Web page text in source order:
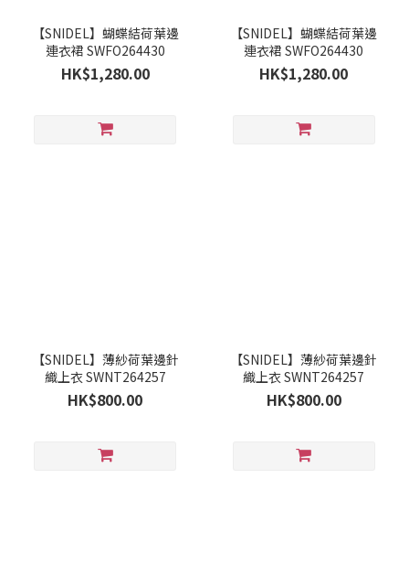
【SNIDEL】蝴蝶結荷葉邊
連衣裙 SWFO264430
HK$1,280.00
【SNIDEL】蝴蝶結荷葉邊
連衣裙 SWFO264430
HK$1,280.00
【SNIDEL】薄紗荷葉邊針
織上衣 SWNT264257
HK$800.00
【SNIDEL】薄紗荷葉邊針
織上衣 SWNT264257
HK$800.00